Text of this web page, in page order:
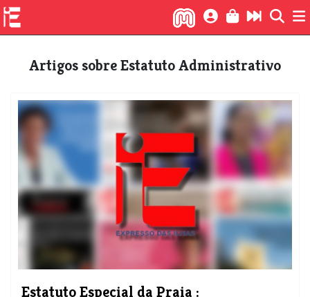
Artigos sobre Estatuto Administrativo
Estatuto Especial da Praia :